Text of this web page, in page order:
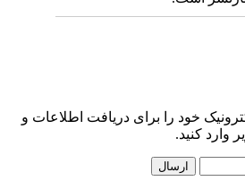
خود را برای دریافت اطلاعات و
وارد کنید.